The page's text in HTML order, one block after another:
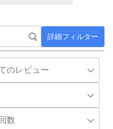
詳細フィルター